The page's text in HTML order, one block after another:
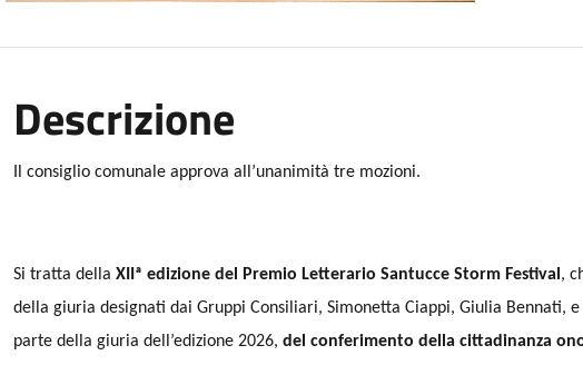
Descrizione
Il consiglio comunale approva all’unanimità tre mozioni.
Si tratta della XIIª edizione del Premio Letterario Santucce Storm Festival ,
della giuria designati dai Gruppi Consiliari, Simonetta Ciappi, Giulia Bennati,
parte della giuria dell’edizione 2026, del conferimento della cittadinanza